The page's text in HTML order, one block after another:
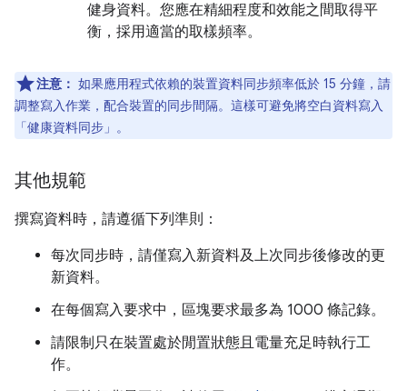
健身資料。您應在精細程度和效能之間取得平
衡，採用適當的取樣頻率。
注意： 如果應用程式依賴的裝置資料同步頻率低於 15 分鐘，請
調整寫入作業，配合裝置的同步間隔。這樣可避免將空白資料寫入
「健康資料同步」。
其他規範
撰寫資料時，請遵循下列準則：
每次同步時，請僅寫入新資料及上次同步後修改的更
新資料。
在每個寫入要求中，區塊要求最多為 1000 條記錄。
請限制只在裝置處於閒置狀態且電量充足時執行工
作。